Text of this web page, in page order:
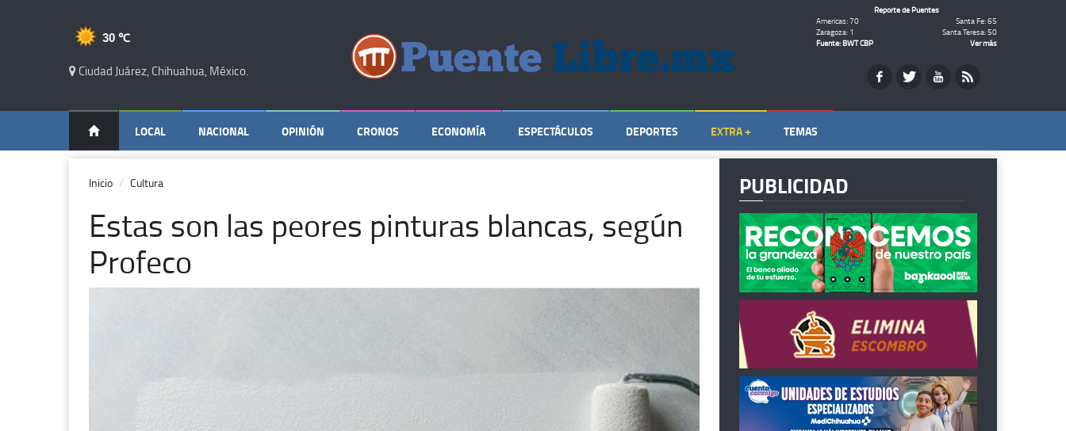
30 ℃
Ciudad Juárez, Chihuahua, México.
Reporte de Puentes
Americas: 70
Santa Fe: 65
Zaragoza: 1
Santa Teresa: 50
Fuente: BWT CBP
Ver más
LOCAL NACIONAL OPINIÓN CRONOS ECONOMÍA ESPECTÁCULOS DEPORTES EXTRA + TEMAS
Inicio Cultura
Estas son las peores pinturas blancas, según
Profeco
PUBLICIDAD